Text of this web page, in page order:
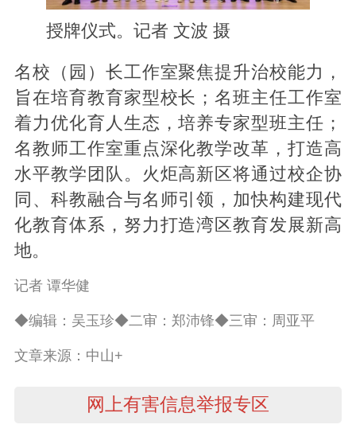
授牌仪式。记者 文波 摄
名校（园）长工作室聚焦提升治校能力，
旨在培育教育家型校长；名班主任工作室
着力优化育人生态，培养专家型班主任；
名教师工作室重点深化教学改革，打造高
水平教学团队。火炬高新区将通过校企协
同、科教融合与名师引领，加快构建现代
化教育体系，努力打造湾区教育发展新高
地。
记者 谭华健
◆编辑：吴玉珍◆二审：郑沛锋◆三审：周亚平
文章来源：中山+
网上有害信息举报专区